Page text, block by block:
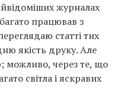
журналах
працював з
статті тих
якість друку. Але
можливо, через те, що
світла і яскравих